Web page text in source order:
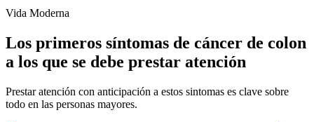
Vida Moderna
Los primeros síntomas de cáncer de colon
a los que se debe prestar atención
Prestar atención con anticipación a estos sintomas es clave sobre
todo en las personas mayores.